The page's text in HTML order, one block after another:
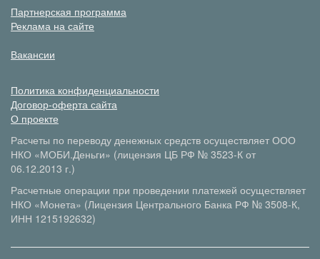
Партнерская программа
Реклама на сайте
Вакансии
Политика конфиденциальности
Договор-оферта сайта
О проекте
Расчеты по переводу денежных средств осуществляет ООО
НКО «МОБИ.Деньги» (лицензия ЦБ РФ № 3523-К от
06.12.2013 г.)
Расчетные операции при проведении платежей осуществляет
НКО «Монета» (Лицензия Центрального Банка РФ № 3508-К,
ИНН 1215192632)